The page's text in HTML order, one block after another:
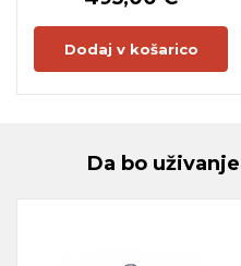
Dodaj v košarico
Da bo